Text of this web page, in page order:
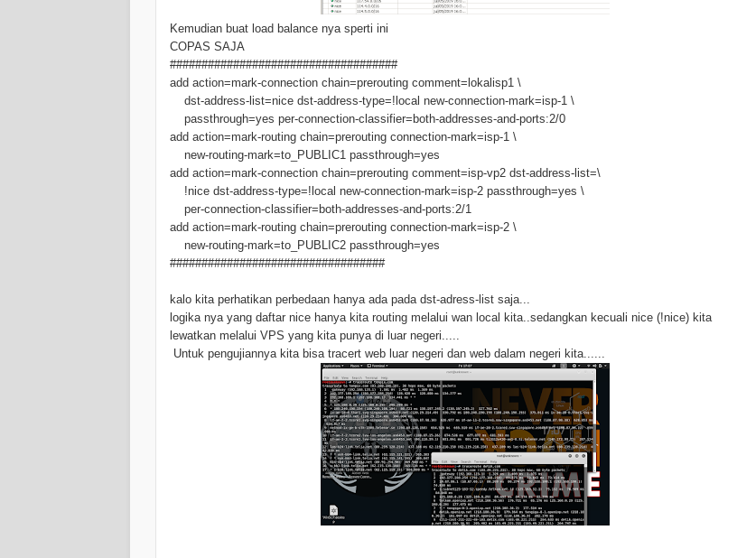
Kemudian buat load balance nya sperti ini
COPAS SAJA
####################################
add action=mark-connection chain=prerouting comment=lokalisp1 \
dst-address-list=nice dst-address-type=!local new-connection-mark=isp-1 \
passthrough=yes per-connection-classifier=both-addresses-and-ports:2/0
add action=mark-routing chain=prerouting connection-mark=isp-1 \
new-routing-mark=to_PUBLIC1 passthrough=yes
add action=mark-connection chain=prerouting comment=isp-vp2 dst-address-list=\
!nice dst-address-type=!local new-connection-mark=isp-2 passthrough=yes \
per-connection-classifier=both-addresses-and-ports:2/1
add action=mark-routing chain=prerouting connection-mark=isp-2 \
new-routing-mark=to_PUBLIC2 passthrough=yes
##################################
kalo kita perhatikan perbedaan hanya ada pada dst-adress-list saja...
logika nya yang daftar nice hanya kita routing melalui wan local kita..sedangkan kecuali nice (!nice) kita
lewatkan melalui VPS yang kita punya di luar negeri.....
Untuk pengujiannya kita bisa tracert web luar negeri dan web dalam negeri kita......